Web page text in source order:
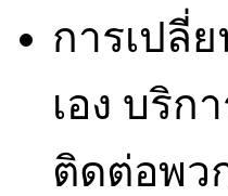
การเปลี่
เอง บริ
ติดต่อพว